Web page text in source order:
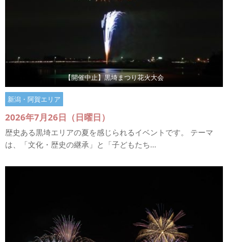
【開催中止】黒埼まつり花火大会
新潟・阿賀エリア
2026年7月26日（日曜日）
歴史ある黒埼エリアの夏を感じられるイベントです。 テーマ
は、「文化・歴史の継承」と「子どもたち...